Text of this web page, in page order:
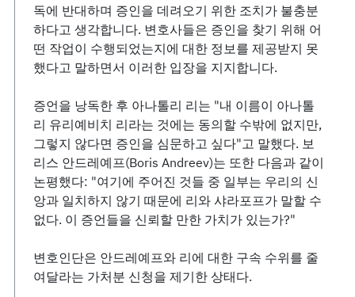
독에 반대하며 증인을 데려오기 위한 조치가 불충분
하다고 생각합니다. 변호사들은 증인을 찾기 위해 어
떤 작업이 수행되었는지에 대한 정보를 제공받지 못
했다고 말하면서 이러한 입장을 지지합니다.
증언을 낭독한 후 아나톨리 리는 "내 이름이 아나톨
리 유리예비치 리라는 것에는 동의할 수밖에 없지만,
그렇지 않다면 증인을 심문하고 싶다"고 말했다. 보
리스 안드레예프(Boris Andreev)는 또한 다음과 같이
논평했다: "여기에 주어진 것들 중 일부는 우리의 신
앙과 일치하지 않기 때문에 리와 샤라포프가 말할 수
없다. 이 증언들을 신뢰할 만한 가치가 있는가?"
변호인단은 안드레예프와 리에 대한 구속 수위를 줄
여달라는 가처분 신청을 제기한 상태다.